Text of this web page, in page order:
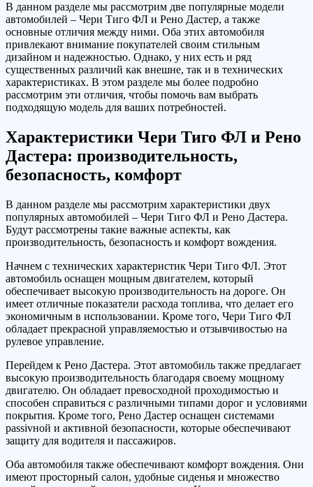
В данном разделе мы рассмотрим две популярные модели
автомобилей – Чери Тиго ФЛ и Рено Дастер, а также
основные отличия между ними. Оба этих автомобиля
привлекают внимание покупателей своим стильным
дизайном и надежностью. Однако, у них есть и ряд
существенных различий как внешне, так и в технических
характеристиках. В этом разделе мы более подробно
рассмотрим эти отличия, чтобы помочь вам выбрать
подходящую модель для ваших потребностей.
Характеристики Чери Тиго ФЛ и Рено
Дастера: производительность,
безопасность, комфорт
В данном разделе мы рассмотрим характеристики двух
популярных автомобилей – Чери Тиго ФЛ и Рено Дастера.
Будут рассмотрены такие важные аспекты, как
производительность, безопасность и комфорт вождения.
Начнем с технических характеристик Чери Тиго ФЛ. Этот
автомобиль оснащен мощным двигателем, который
обеспечивает высокую производительность на дороге. Он
имеет отличные показатели расхода топлива, что делает его
экономичным в использовании. Кроме того, Чери Тиго ФЛ
обладает прекрасной управляемостью и отзывчивостью на
рулевое управление.
Перейдем к Рено Дастера. Этот автомобиль также предлагает
высокую производительность благодаря своему мощному
двигателю. Он обладает превосходной проходимостью и
способен справиться с различными типами дорог и условиями
покрытия. Кроме того, Рено Дастер оснащен системами
passivной и активной безопасности, которые обеспечивают
защиту для водителя и пассажиров.
Оба автомобиля также обеспечивают комфорт вождения. Они
имеют просторный салон, удобные сиденья и множество